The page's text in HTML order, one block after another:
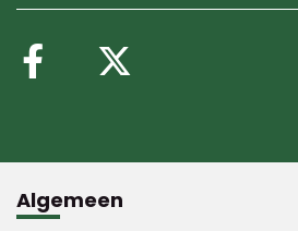
Volg ons op
Algemeen